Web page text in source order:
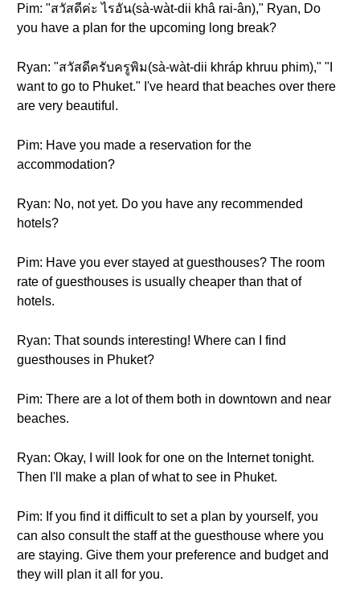
Pim: "สวัสดีค่ะ ไรอัน(sà-wàt-dii khâ rai-ân)," Ryan, Do
you have a plan for the upcoming long break?
Ryan: "สวัสดีครับครูพิม(sà-wàt-dii khráp khruu phim)," "I
want to go to Phuket." I've heard that beaches over there
are very beautiful.
Pim: Have you made a reservation for the
accommodation?
Ryan: No, not yet. Do you have any recommended
hotels?
Pim: Have you ever stayed at guesthouses? The room
rate of guesthouses is usually cheaper than that of
hotels.
Ryan: That sounds interesting! Where can I find
guesthouses in Phuket?
Pim: There are a lot of them both in downtown and near
beaches.
Ryan: Okay, I will look for one on the Internet tonight.
Then I'll make a plan of what to see in Phuket.
Pim: If you find it difficult to set a plan by yourself, you
can also consult the staff at the guesthouse where you
are staying. Give them your preference and budget and
they will plan it all for you.